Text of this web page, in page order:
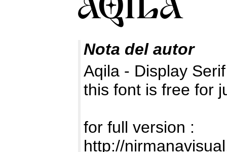
Nota del autor
Aqila - Display
this font is free for
for full version :
http://